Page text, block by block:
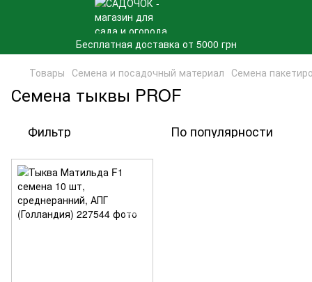
Бесплатная доставка от 5000 грн
Товары Семена и посадочный материал Семена
Семена тыквы PROF
Фильтр По популярности